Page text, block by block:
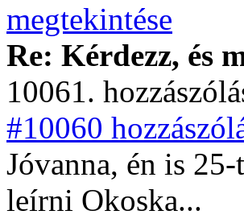
Re: Kérdezz, és
10061.
#10060
Jóvanna, én is
leírni Okoska...